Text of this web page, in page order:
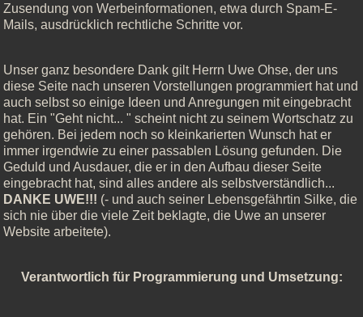
Zusendung von Werbeinformationen, etwa durch Spam-E-
Mails, ausdrücklich rechtliche Schritte vor.
Unser ganz besondere Dank gilt Herrn Uwe Ohse, der uns
diese Seite nach unseren Vorstellungen programmiert hat und
auch selbst so einige Ideen und Anregungen mit eingebracht
hat. Ein "Geht nicht... " scheint nicht zu seinem Wortschatz zu
gehören. Bei jedem noch so kleinkarierten Wunsch hat er
immer irgendwie zu einer passablen Lösung gefunden. Die
Geduld und Ausdauer, die er in den Aufbau dieser Seite
eingebracht hat, sind alles andere als selbstverständlich...
DANKE UWE!!! (- und auch seiner Lebensgefährtin Silke, die
sich nie über die viele Zeit beklagte, die Uwe an unserer
Website arbeitete).
Verantwortlich für Programmierung und Umsetzung: